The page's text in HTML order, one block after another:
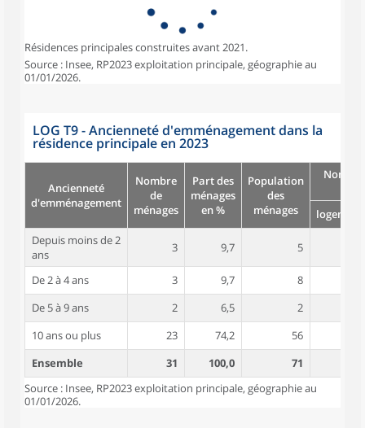
Résidences principales construites avant 2021.
Source : Insee, RP2023 exploitation principale, géographie au
01/01/2026.
LOG T9 - Ancienneté d'emménagement dans la
résidence principale en 2023
Ancienneté
d'emménagement
Nombre
de
ménages
Part des
ménages
en %
Population
des
ménages
logement
Depuis moins de 2
ans
3 9,7 5
De 2 à 4 ans 3 9,7 8
De 5 à 9 ans
2 6,5 2
10 ans ou plus
23 74,2 56
Ensemble
31 100,0 71
Source : Insee, RP2023 exploitation principale, géographie au
01/01/2026.